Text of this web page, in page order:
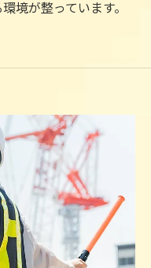
境が整っています。